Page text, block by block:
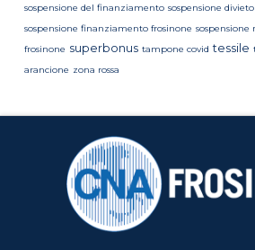
sospensione del finanziamento sospensione
sospensione finanziamento frosinone sospensione
frosinone superbonus tampone covid tessile
arancione zona rossa